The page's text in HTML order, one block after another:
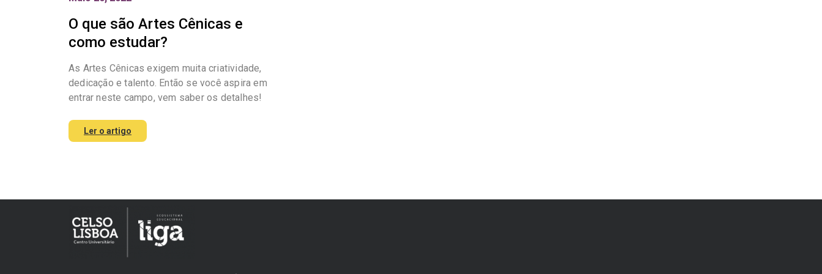
O que são Artes Cênicas e
como estudar?
As Artes Cênicas exigem muita criatividade,
dedicação e talento. Então se você aspira em
entrar neste campo, vem saber os detalhes!
Ler o artigo